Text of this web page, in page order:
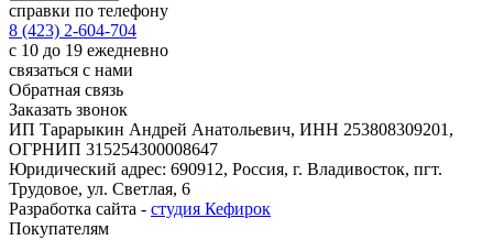
справки по телефону
8 (423) 2-604-704
с 10 до 19 ежедневно
связаться с нами
Обратная связь
Заказать звонок
ИП Тарарыкин Андрей Анатольевич, ИНН 253808309201,
ОГРНИП 315254300008647
Юридический адрес: 690912, Россия, г. Владивосток, пгт.
Трудовое, ул. Светлая, 6
Разработка сайта - студия Кефирок
Покупателям